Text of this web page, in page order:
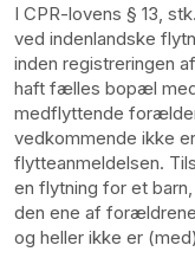
I CPR-lovens § 13,
ved indenlandske
inden registreringen
haft fælles bopæl
medflyttende
vedkommende ikke
flytteanmeldelsen.
en flytning for et
den ene af
og heller ikke er